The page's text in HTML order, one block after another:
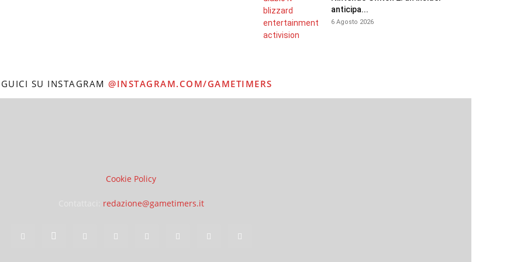
anticipa...
6 Agosto 2026
SU INSTAGRAM @INSTAGRAM.COM/GAMETIMERS
Cookie Policy
redazione@gametimers.it